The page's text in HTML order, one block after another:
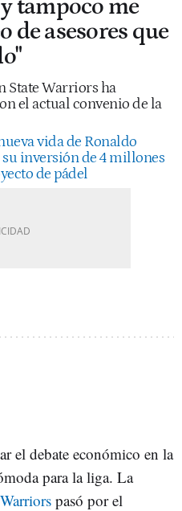
tampoco me
de asesores que
State Warriors ha
el actual convenio de la
vida de Ronaldo
inversión de 4 millones
de pádel
el debate económico en la
para la liga. La
pasó por el